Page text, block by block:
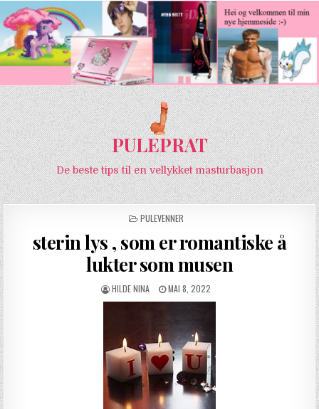
PULEPRAT
De beste tips til en vellykket masturbasjon
POSTED IN
PULEVENNER
sterin lys , som er romantiske å
lukter som musen
AUTHOR:
HILDE NINA PUBLISHED DATE:
MAI 8, 2022